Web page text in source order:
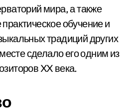
мира, а также
обучение и
традиций других
сделало его одним из
XX века.